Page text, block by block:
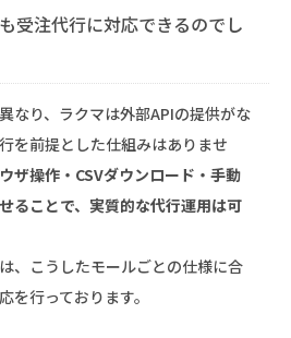
受注代行に対応できるのでし
なり、ラクマは外部APIの提供がな
を前提とした仕組みはありませ
ザ操作・CSVダウンロード・手動
ることで、実質的な代行運用は可
、こうしたモールごとの仕様に合
を行っております。